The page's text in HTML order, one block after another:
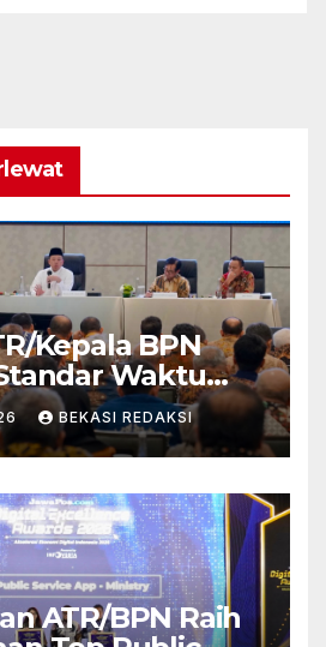
Kepala BPN
Waktu
Pengukuran
Hak
BEKASI REDAKSI
ATR/BPN Raih